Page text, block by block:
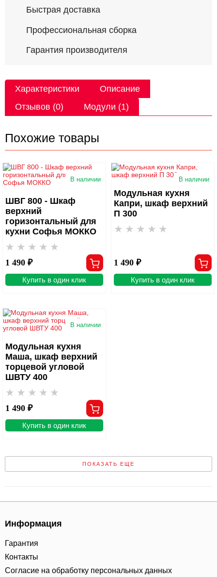
Быстрая доставка
Профессиональная сборка
Гарантия производителя
Характеристики
Описание
Отзывов (0)
Модули (1)
Похожие товары
В наличии
ШВГ 800 - Шкаф
верхний
горизонтальный для
кухни Софья МОККО
1 490 ₽
Купить в один клик
В наличии
Модульная кухня
Капри, шкаф верхний
П 300
1 490 ₽
Купить в один клик
В наличии
Модульная кухня
Маша, шкаф верхний
торцевой угловой
ШВТУ 400
1 490 ₽
Купить в один клик
ПОКАЗАТЬ ЕЩЕ
Информация
Гарантия
Контакты
Согласие на обработку персональных данных